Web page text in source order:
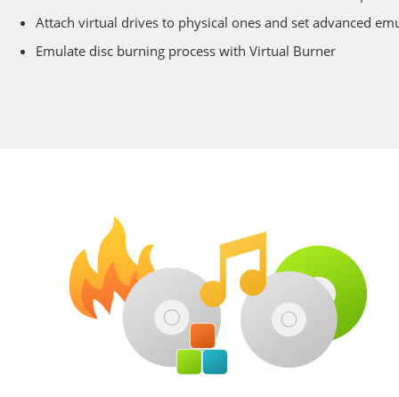
Attach virtual drives to physical ones and set advanced
Emulate disc burning process with Virtual Burner